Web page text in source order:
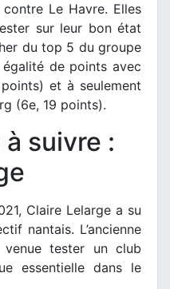
Le Havre. Elles
sur leur bon état
du top 5 du groupe
égalité de points avec
et à seulement
(6e, 19 points).
suivre :
Claire Lelarge a su
nantais. L’ancienne
venue tester un club
essentielle dans le